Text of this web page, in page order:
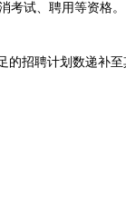
试、聘用等资格。
招聘计划数递补至